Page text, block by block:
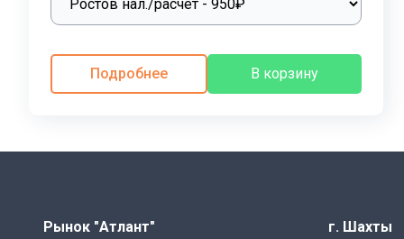
бетонных лотков, петли загибают или вовсе срезают.
расходы на строительство дорог. Процесс
ремонта труб, раскапывают канал, сдвигают плиту
лотки и плиты долговечны в эксплуатации, не
Маркировка изделия ЛК 75.180.90-6
Подробнее В корзину
Рынок "Атлант"
г. Шахты